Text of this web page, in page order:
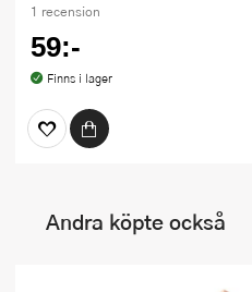
1 recension
59:-
Finns i lager
Andra köpte också